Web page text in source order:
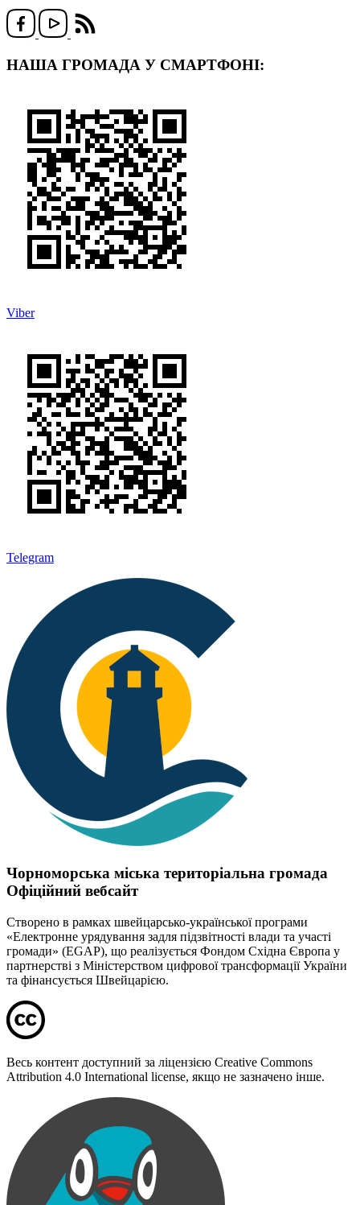
НАША ГРОМАДА У СМАРТФОНІ:
Viber
Telegram
Чорноморська міська територіальна громада
Офіційний вебсайт
Створено в рамках швейцарсько-української програми
«Електронне урядування задля підзвітності влади та участі
громади» (EGAP), що реалізується Фондом Східна Європа у
партнерстві з Міністерством цифрової трансформації України
та фінансується Швейцарією.
Весь контент доступний за ліцензією Creative Commons
Attribution 4.0 International license, якщо не зазначено інше.